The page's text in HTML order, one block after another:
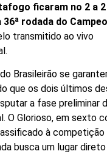
ficaram no 2 a 2
rodada do
transmitido ao vivo
Brasileirão se
que os dois últimos
a fase preliminar
O Glorioso, em sexto
à competição
busca um lugar